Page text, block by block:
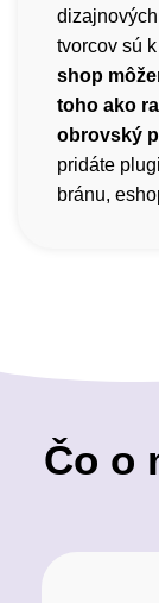
tvorcov sú
shop
toho ako
obrovský
pridáte
bránu,
Čo o